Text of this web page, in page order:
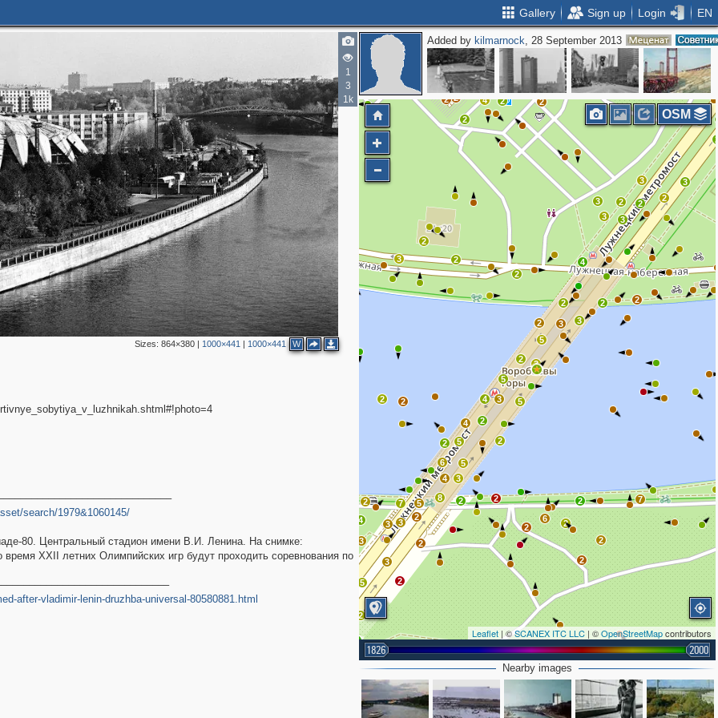
Gallery Sign up Login EN
1
3
1k
Sizes: 864×380| 1000×441 | 1000×441 W
Added by kilmarnock, 28 September 2013
2
2
2
2 7
5
3
2
5
3
4
2
2
5
5
4
2
6
8
4 3
2 2
6
2
2
2
2
5
2
4
3
3
3 3
7
2
5
2
2 2
3
2
3
2
4
2
5
3
2
2
2
2
2
3
3
2
2
2 2
3
2
3
3
2
2
3
4
2
3
2
2
3
2
5
Leaflet | ©SCANEX ITC LLC | ©OpenStreetMapcontributors
1826 2000
OSM
Nearby images
search/1979&1060145/
80. Центральный стадион имени В.И. Ленина. На снимке:
XXII летних Олимпийских игр будут проходить соревнования по
after-vladimir-lenin-druzhba-universal-80580881.html